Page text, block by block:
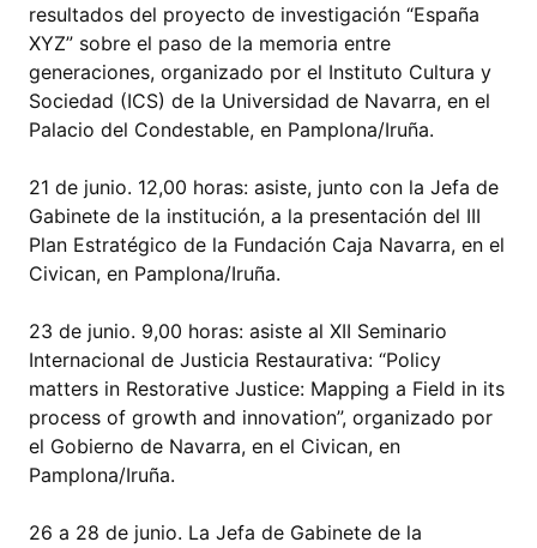
resultados del proyecto de investigación “España
XYZ” sobre el paso de la memoria entre
generaciones, organizado por el Instituto Cultura y
Sociedad (ICS) de la Universidad de Navarra, en el
Palacio del Condestable, en Pamplona/Iruña.
21 de junio. 12,00 horas: asiste, junto con la Jefa de
Gabinete de la institución, a la presentación del III
Plan Estratégico de la Fundación Caja Navarra, en el
Civican, en Pamplona/Iruña.
23 de junio. 9,00 horas: asiste al XII Seminario
Internacional de Justicia Restaurativa: “Policy
matters in Restorative Justice: Mapping a Field in its
process of growth and innovation”, organizado por
el Gobierno de Navarra, en el Civican, en
Pamplona/Iruña.
26 a 28 de junio. La Jefa de Gabinete de la